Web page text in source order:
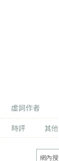
虛詞作者
時評 其他